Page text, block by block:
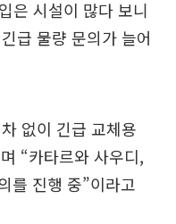
은 시설이 많다 보니
급 물량 문의가 늘어
없이 긴급 교체용
“카타르와 사우디,
를 진행 중”이라고